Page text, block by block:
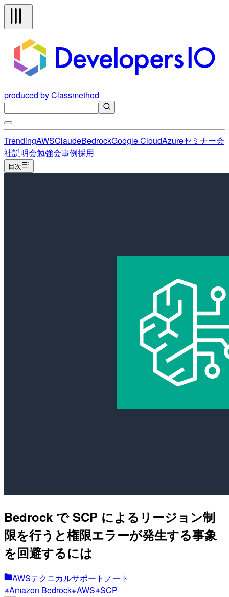
produced by Classmethod
TrendingAWSClaudeBedrockGoogle CloudAzureセミナー会
社説明会勉強会事例採用
目次
Bedrock で SCP によるリージョン制
限を行うと権限エラーが発生する事象
を回避するには
AWSテクニカルサポートノート
Amazon Bedrock AWS SCP